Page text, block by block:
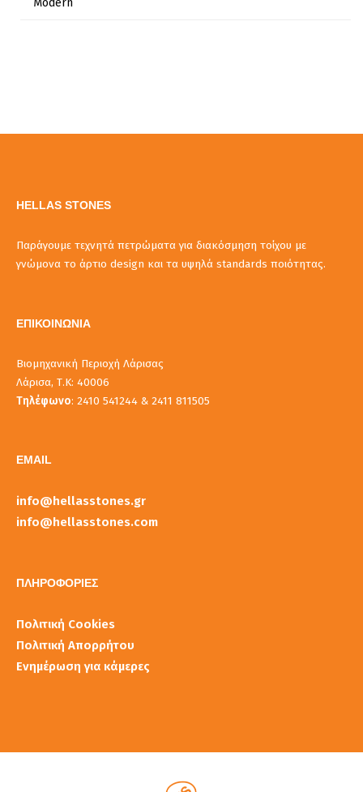
Modern
HELLAS STONES
Παράγουμε τεχνητά πετρώματα για διακόσμηση τοίχου με
γνώμονα το άρτιο design και τα υψηλά standards ποιότητας.
ΕΠΙΚΟΙΝΩΝΙΑ
Βιομηχανική Περιοχή Λάρισας
Λάρισα, Τ.Κ: 40006
Τηλέφωνο: 2410 541244 & 2411 811505
EMAIL
info@hellasstones.gr
info@hellasstones.com
ΠΛΗΡΟΦΟΡΙΕΣ
Πολιτική Cookies
Πολιτική Απορρήτου
Ενημέρωση για κάμερες